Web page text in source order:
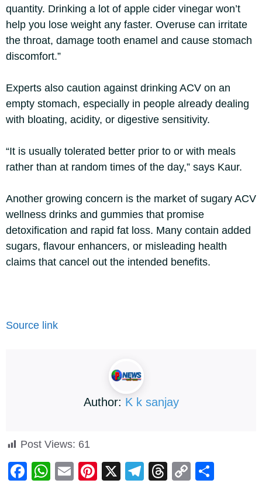
quantity. Drinking a lot of apple cider vinegar won’t
help you lose weight any faster. Overuse can irritate
the throat, damage tooth enamel and cause stomach
discomfort.”
Experts also caution against drinking ACV on an
empty stomach, especially in people already dealing
with bloating, acidity, or digestive sensitivity.
“It is usually tolerated better prior to or with meals
rather than at random times of the day,” says Kaur.
Another growing concern is the market of sugary ACV
wellness drinks and gummies that promise
detoxification and rapid fat loss. Many contain added
sugars, flavour enhancers, or misleading health
claims that cancel out the intended benefits.
Source link
Author: K k sanjay
Post Views: 61
F
W
E
Pi
X
T
T
C